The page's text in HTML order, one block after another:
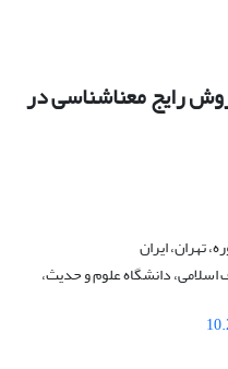
رایج معناشناسی در
تهران، ایران
دانشگاه علوم و حدیث،